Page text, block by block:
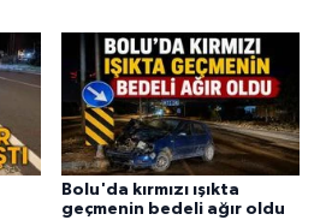
Bolu'da kırmızı ışıkta
geçmenin bedeli ağır oldu